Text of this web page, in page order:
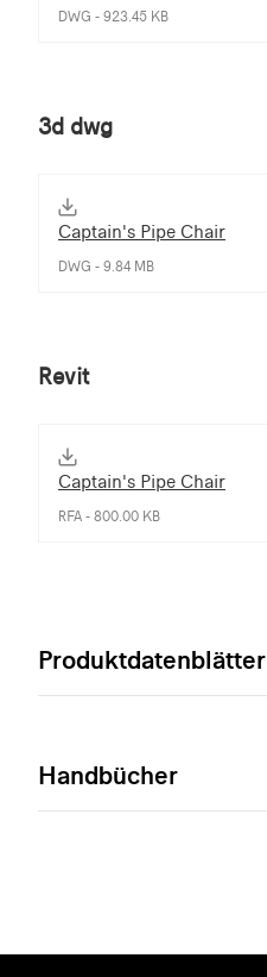
DWG - 923.45 KB
3d dwg
Captain's Pipe Chair
DWG - 9.84 MB
Revit
Captain's Pipe Chair
RFA - 800.00 KB
Produktdatenblätter
Handbücher